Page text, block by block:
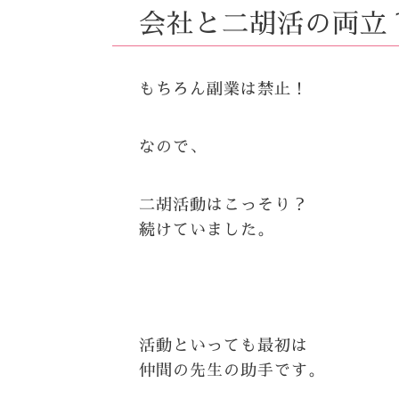
会社と二胡活の両立
もちろん副業は禁止！
なので、
二胡活動はこっそり？
続けていました。
活動といっても最初は
仲間の先生の助手です。